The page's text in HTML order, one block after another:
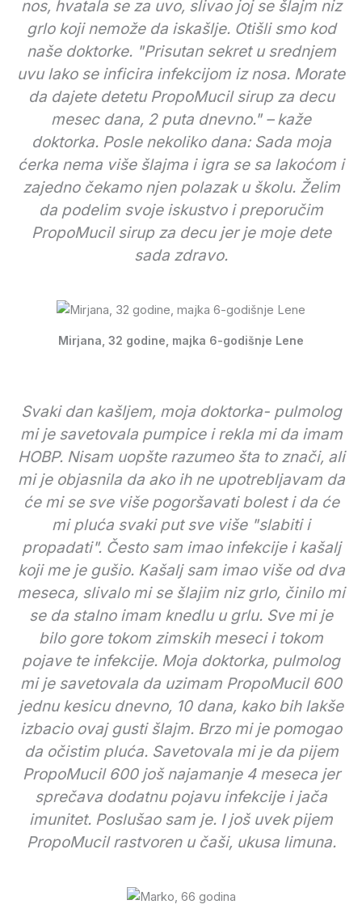
nos, hvatala se za uvo, slivao joj se šlajm niz
grlo koji nemože da iskašlje. Otišli smo kod
naše doktorke. "Prisutan sekret u srednjem
uvu lako se inficira infekcijom iz nosa. Morate
da dajete detetu PropoMucil sirup za decu
mesec dana, 2 puta dnevno." – kaže
doktorka. Posle nekoliko dana: Sada moja
ćerka nema više šlajma i igra se sa lakoćom i
zajedno čekamo njen polazak u školu. Želim
da podelim svoje iskustvo i preporučim
PropoMucil sirup za decu jer je moje dete
sada zdravo.
Mirjana, 32 godine, majka 6-godišnje Lene
Svaki dan kašljem, moja doktorka- pulmolog
mi je savetovala pumpice i rekla mi da imam
HOBP. Nisam uopšte razumeo šta to znači, ali
mi je objasnila da ako ih ne upotrebljavam da
će mi se sve više pogoršavati bolest i da će
mi pluća svaki put sve više "slabiti i
propadati". Često sam imao infekcije i kašalj
koji me je gušio. Kašalj sam imao više od dva
meseca, slivalo mi se šlajim niz grlo, činilo mi
se da stalno imam knedlu u grlu. Sve mi je
bilo gore tokom zimskih meseci i tokom
pojave te infekcije. Moja doktorka, pulmolog
mi je savetovala da uzimam PropoMucil 600
jednu kesicu dnevno, 10 dana, kako bih lakše
izbacio ovaj gusti šlajm. Brzo mi je pomogao
da očistim pluća. Savetovala mi je da pijem
PropoMucil 600 još najamanje 4 meseca jer
sprečava dodatnu pojavu infekcije i jača
imunitet. Poslušao sam je. I još uvek pijem
PropoMucil rastvoren u čaši, ukusa limuna.